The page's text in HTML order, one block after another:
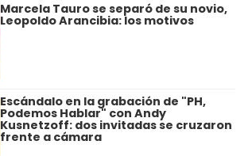
Marcela Tauro se separó de su novio,
Leopoldo Arancibia: los motivos
Escándalo en la grabación de "PH,
Podemos Hablar" con Andy
Kusnetzoff: dos invitadas se cruzaron
frente a cámara